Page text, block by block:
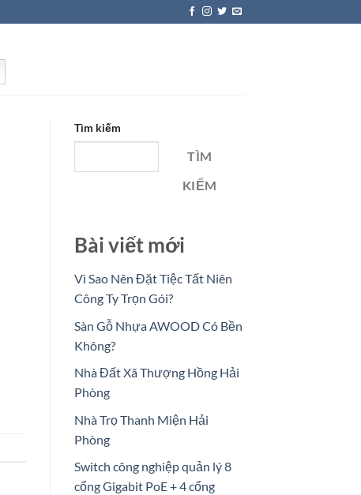
Tìm kiếm
TÌM
KIẾM
Bài viết mới
Vì Sao Nên Đặt Tiệc Tất Niên
Công Ty Trọn Gói?
Sàn Gỗ Nhựa AWOOD Có Bền
Không?
Nhà Đất Xã Thượng Hồng Hải
Phòng
Nhà Trọ Thanh Miện Hải
Phòng
Switch công nghiệp quản lý 8
cổng Gigabit PoE + 4 cổng